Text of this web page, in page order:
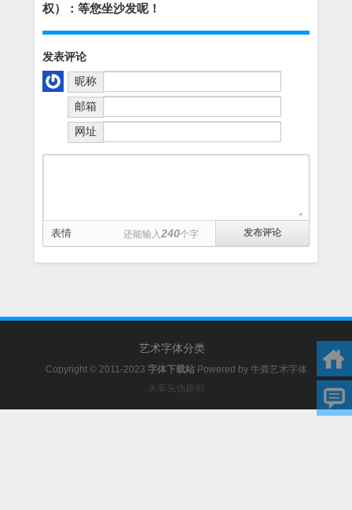
权）：等您坐沙发呢！
发表评论
昵称
邮箱
网址
表情 还能输入240个字
艺术字体分类
Copyright © 2011-2023 字体下载站 Powered by 牛粪艺术字体
火车头伪原创